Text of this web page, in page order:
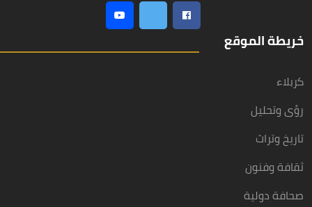
خريطة الموقع
كربلاء
رؤى وتحليل
تاريخ وتراث
ثقافة وفنون
صحافة دولية